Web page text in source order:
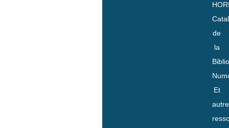
de
la
Et